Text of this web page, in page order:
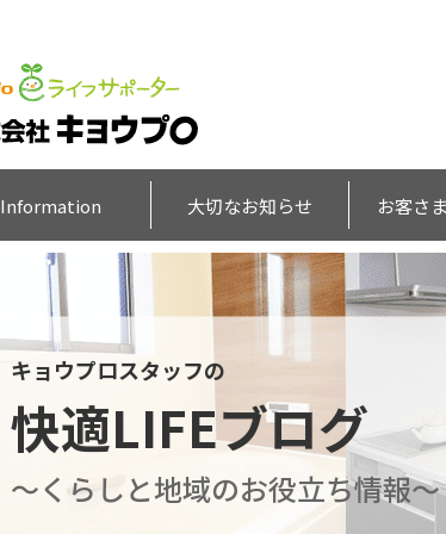
Information 大切なお知らせ お客さ
キョウプロスタッフの
快適LIFEブログ
～くらしと地域のお役立ち情報～